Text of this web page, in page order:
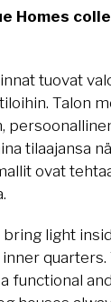
Homes
tuovat
Talon
tilaajansa
ovat
light
functional